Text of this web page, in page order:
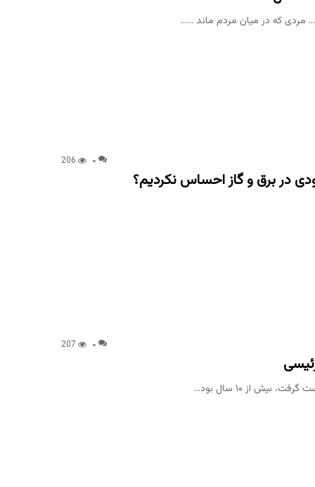
مردی که در میان مردم ماند ……
۰ 206
در برق و گاز احساس نکردیم؟
۰ 207